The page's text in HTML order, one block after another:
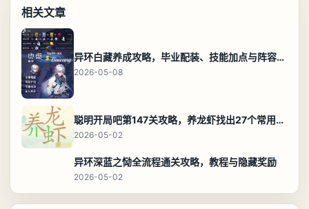
相关文章
异环白藏养成攻略，毕业配装、技能加点与阵容搭配保姆级解析
2026-05-08
聪明开局吧第147关攻略，养龙虾找出27个常用字通关答案
2026-05-02
异环深蓝之恸全流程通关攻略，教程与隐藏奖励
2026-05-02